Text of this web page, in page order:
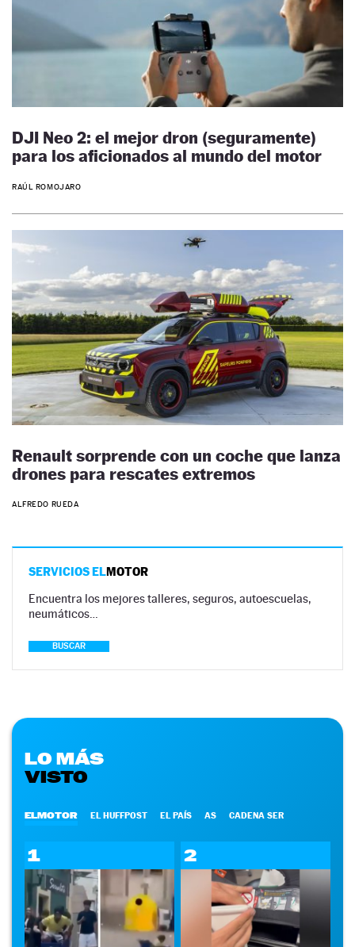
DJI Neo 2: el mejor dron (seguramente)
para los aficionados al mundo del motor
RAÚL ROMOJARO
Renault sorprende con un coche que lanza
drones para rescates extremos
ALFREDO RUEDA
SERVICIOS ELMOTOR
Encuentra los mejores talleres, seguros, autoescuelas,
neumáticos…
BUSCAR
LO MÁS
VISTO
ELMOTOR EL HUFFPOST EL PAÍS AS CADENA SER
1 2